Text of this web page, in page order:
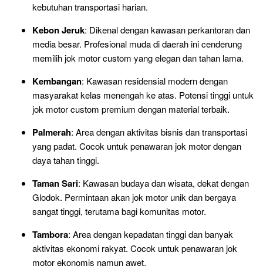
kebutuhan transportasi harian.
Kebon Jeruk: Dikenal dengan kawasan perkantoran dan
media besar. Profesional muda di daerah ini cenderung
memilih jok motor custom yang elegan dan tahan lama.
Kembangan: Kawasan residensial modern dengan
masyarakat kelas menengah ke atas. Potensi tinggi untuk
jok motor custom premium dengan material terbaik.
Palmerah: Area dengan aktivitas bisnis dan transportasi
yang padat. Cocok untuk penawaran jok motor dengan
daya tahan tinggi.
Taman Sari: Kawasan budaya dan wisata, dekat dengan
Glodok. Permintaan akan jok motor unik dan bergaya
sangat tinggi, terutama bagi komunitas motor.
Tambora: Area dengan kepadatan tinggi dan banyak
aktivitas ekonomi rakyat. Cocok untuk penawaran jok
motor ekonomis namun awet.